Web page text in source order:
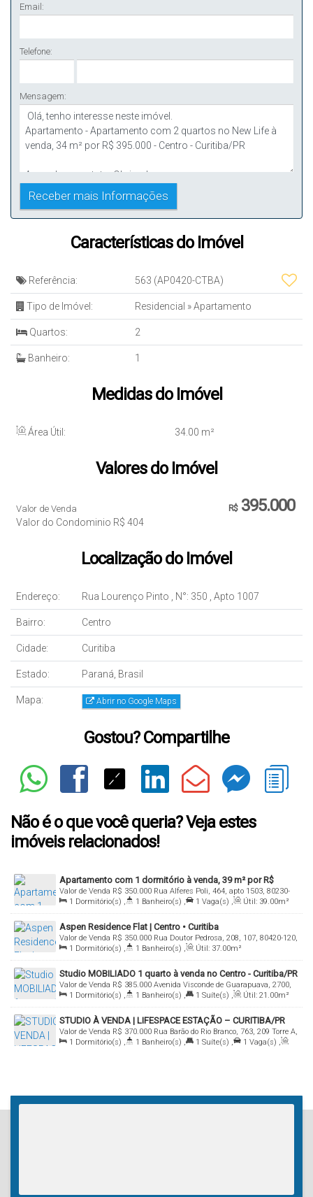
Email:
Telefone:
Mensagem:
Características do Imóvel
Referência: 563 (AP0420-CTBA)
Tipo de Imóvel: Residencial »Apartamento
Quartos: 2
Banheiro: 1
Medidas do Imóvel
Área Útil: 34.00 m²
Valores do Imóvel
R$395.000
Valor de Venda
Valor do Condominio R$ 404
Localização do Imóvel
Endereço: Rua Lourenço Pinto , N°: 350 , Apto 1007
Bairro: Centro
Cidade: Curitiba
Estado: Paraná, Brasil
Mapa: Abrir no Google Maps
Gostou? Compartilhe
Não é o que você queria? Veja estes
imóveis relacionados!
Apartamento com 1 dormitório à venda, 39 m² por R$
350.000,00 - Centro - Curitiba/PR
R$ 350.000
Valor de Venda
Rua Alferes Poli, 464, apto 1503, 80230-
090, Centro, Curitiba, Paraná, Brasil
1 Dormitório(s) , 1 Banheiro(s) , 1 Vaga(s) , Útil: 39.00m²
Aspen Residence Flat | Centro • Curitiba
R$ 350.000
Valor de Venda
Rua Doutor Pedrosa, 208, 107, 80420-120,
Centro, Curitiba, Paraná, Brasil
1 Dormitório(s) , 1 Banheiro(s) , Útil: 37.00m²
Studio MOBILIADO 1 quarto à venda no Centro - Curitiba/PR
R$ 385.000
Valor de Venda
Avenida Visconde de Guarapuava, 2700,
ap 702, 80240-010, Centro, Curitiba, Paraná, Brasil
1 Dormitório(s) , 1 Banheiro(s) , 1 Suíte(s) , Útil: 21 .00m²
STUDIO À VENDA | LIFESPACE ESTAÇÃO – CURITIBA/PR
R$ 370.000
Valor de Venda
Rua Barão do Rio Branco, 763, 209 Torre A,
80010-180, Centro, Curitiba, Paraná, Brasil
1 Dormitório(s) , 1 Banheiro(s) , 1 Suíte(s) , 1 Vaga(s) ,